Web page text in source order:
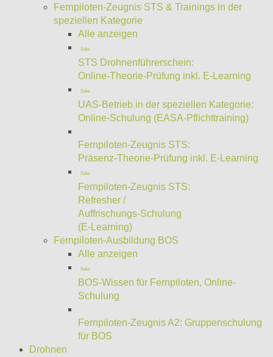
Fernpiloten-Zeugnis STS & Trainings in der
speziellen Kategorie
Alle anzeigen
Sale
STS Drohnenführerschein:
Online-Theorie-Prüfung inkl. E-Learning
Sale
UAS-Betrieb in der speziellen Kategorie:
Online-Schulung (EASA-Pflichttraining)
Fernpiloten-Zeugnis STS:
Präsenz-Theorie-Prüfung inkl. E-Learning
Sale
Fernpiloten-Zeugnis STS:
Refresher /
Auffrischungs-Schulung
(E-Learning)
Fernpiloten-Ausbildung BOS
Alle anzeigen
Sale
BOS-Wissen für Fernpiloten, Online-
Schulung
Fernpiloten-Zeugnis A2: Gruppenschulung
für BOS
Drohnen